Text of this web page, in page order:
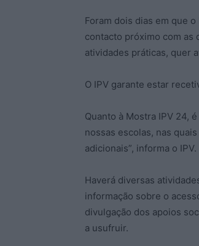
Foram dois dias em que
contacto próximo com as
atividades práticas, quer
O IPV garante estar
Quanto à Mostra IPV 24,
nossas escolas, nas
adicionais”, informa o IPV.
Haverá diversas
informação sobre o
divulgação dos apoios
a usufruir.